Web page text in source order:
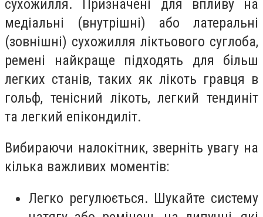
сухожилля. Призначені для впливу на
медіальні (внутрішні) або латеральні
(зовнішні) сухожилля ліктьового суглоба,
ремені найкраще підходять для більш
легких станів, таких як лікоть гравця в
гольф, тенісний лікоть, легкий тендиніт
та легкий епікондиліт.
Вибираючи налокітник, зверніть увагу на
кілька важливих моментів:
Легко регулюється. Шукайте систему